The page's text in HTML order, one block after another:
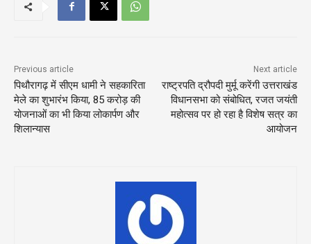
Previous article
पिथौरागढ़ में सीएम धामी ने सहकारिता
मेले का शुभारंभ किया, 85 करोड़ की
योजनाओं का भी किया लोकार्पण और
शिलान्यास
Next article
राष्ट्रपति द्रौपदी मुर्मू करेंगी उत्तराखंड
विधानसभा को संबोधित, रजत जयंती
महोत्सव पर हो रहा है विशेष सत्र का
आयोजन